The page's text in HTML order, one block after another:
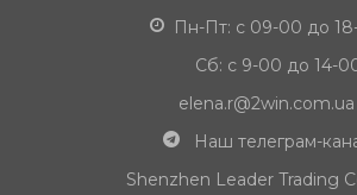
Пн-Пт: с 09-00 до
Сб: с 9-00 до 14-
elena.r@2win.com.ua
Наш телеграм-
Shenzhen Leader Trading